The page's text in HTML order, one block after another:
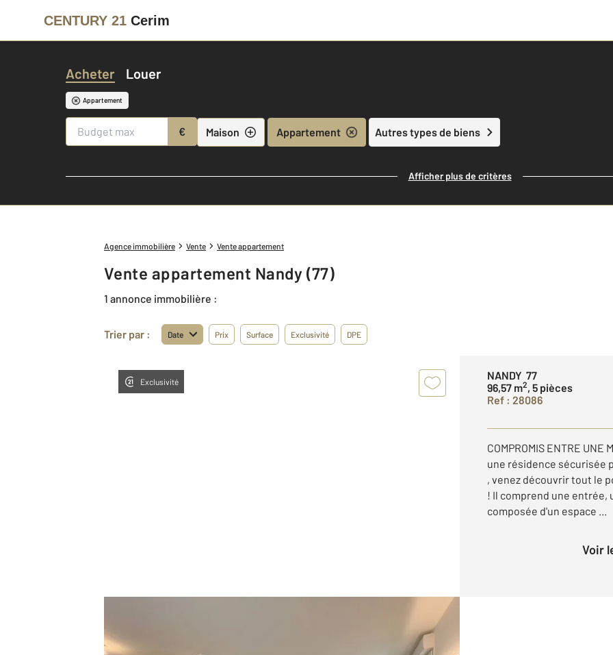
CENTURY 21 Cerim
Acheter Louer
Appartement
€ Maison Appartement Autres types de biens
Afficher plus de critères
Agence immobilière Vente Vente appartement
Vente appartement Nandy (77)
1 annonce immobilière :
Trier par : Date Prix Surface Exclusivité DPE
Exclusivité
NANDY 77
96,57 m2, 5 pièces
Ref : 28086
COMPROMIS ENTRE UNE
une résidence sécurisée
, venez découvrir tout le
! Il comprend une entrée,
composée d'un espace ...
Voir